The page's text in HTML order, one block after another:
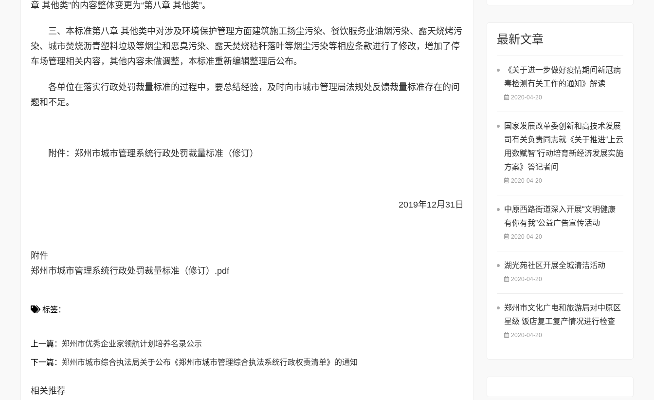
章 其他类”的内容整体变更为“第八章 其他类”。
三、本标准第八章 其他类中对涉及环境保护管理方面建筑施工扬尘污染、餐饮服务业油烟污染、露天烧烤污
染、城市焚烧沥青塑料垃圾等烟尘和恶臭污染、露天焚烧秸秆落叶等烟尘污染等相应条款进行了修改，增加了停
车场管理相关内容，其他内容未做调整，本标准重新编辑整理后公布。
各单位在落实行政处罚裁量标准的过程中，要总结经验，及时向市城市管理局法规处反馈裁量标准存在的问
题和不足。
附件：郑州市城市管理系统行政处罚裁量标准（修订）
2019年12月31日
附件
郑州市城市管理系统行政处罚裁量标准（修订）.pdf
标签：
上一篇： 郑州市优秀企业家领航计划培养名录公示
下一篇： 郑州市城市综合执法局关于公布《郑州市城市管理综合执法系统行政权责清单》的通知
相关推荐
最新文章
《关于进一步做好疫情期间新冠病
毒检测有关工作的通知》解读
2020-04-20
国家发展改革委创新和高技术发展
司有关负责同志就《关于推进“上云
用数赋智”行动培育新经济发展实施
方案》答记者问
2020-04-20
中原西路街道深入开展“文明健康
有你有我”公益广告宣传活动
2020-04-20
湖光苑社区开展全城清洁活动
2020-04-20
郑州市文化广电和旅游局对中原区
星级 饭店复工复产情况进行检查
2020-04-20